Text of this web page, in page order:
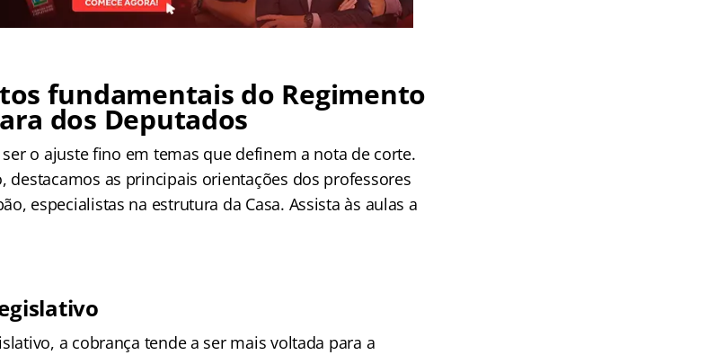
fundamentais do Regimento
dos Deputados
o ajuste fino em temas que definem a nota de corte.
destacamos as principais orientações dos professores
especialistas na estrutura da Casa. Assista às aulas a
a cobrança tende a ser mais voltada para a